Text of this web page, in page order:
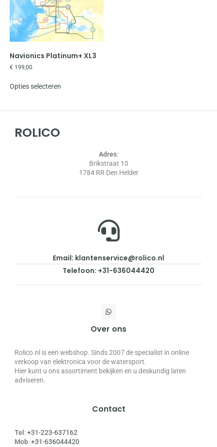
Navionics Platinum+ XL3
€ 199,00
Opties selecteren
ROLICO
Adres:
Brikstraat 10
1784 RR Den Helder
Email: klantenservice@rolico.nl
Telefoon: +31-636044420
Over ons
Rolico.nl is een webshop. Sinds 2007 de specialist in online
verkoop van elektronica voor de watersport.
Hier kunt u ons assortiment bekijken en u deskundig laten
adviseren.
Contact
Tel :+31-223-637162
Mob:+31-636044420